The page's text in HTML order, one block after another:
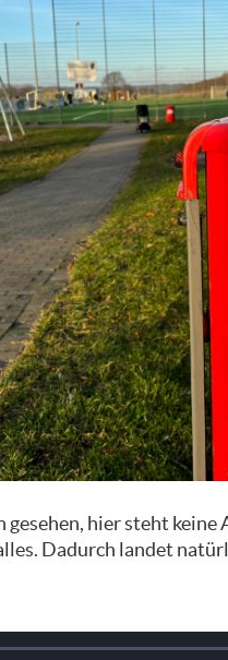
gesehen, hier steht
Dadurch landet